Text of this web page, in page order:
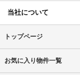
当社について
トップページ
お気に入り物件一覧